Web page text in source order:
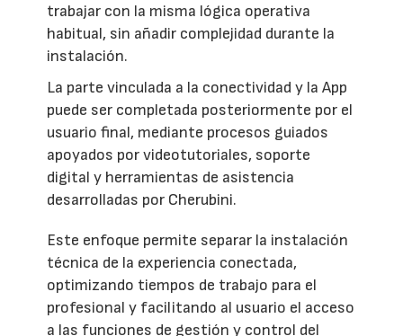
trabajar con la misma lógica operativa
habitual, sin añadir complejidad durante la
instalación.
La parte vinculada a la conectividad y la App
puede ser completada posteriormente por el
usuario final, mediante procesos guiados
apoyados por videotutoriales, soporte
digital y herramientas de asistencia
desarrolladas por Cherubini.
Este enfoque permite separar la instalación
técnica de la experiencia conectada,
optimizando tiempos de trabajo para el
profesional y facilitando al usuario el acceso
a las funciones de gestión y control del